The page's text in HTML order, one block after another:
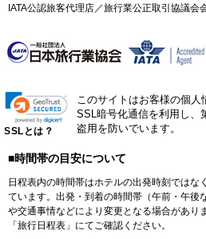
IATA公認旅客代理店／旅行業公正取引協議会
SSLとは？
このサイトはお客様の個人
SSL暗号化通信を利用し、
盗用を防いでいます。
■時間帯の目安について
日程表内の時間帯はホテルの出発時刻ではな
ています。出発・到着の時間帯（午前・午後
や交通事情などにより変更となる場合があり
「旅行日程表」にてご確認ください。